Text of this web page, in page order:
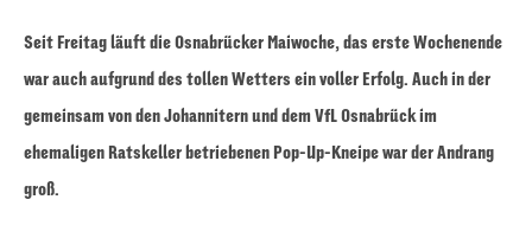
Seit Freitag läuft die Osnabrücker Maiwoche, das erste Wochenende
war auch aufgrund des tollen Wetters ein voller Erfolg. Auch in der
gemeinsam von den Johannitern und dem VfL Osnabrück im
ehemaligen Ratskeller betriebenen Pop-Up-Kneipe war der Andrang
groß.